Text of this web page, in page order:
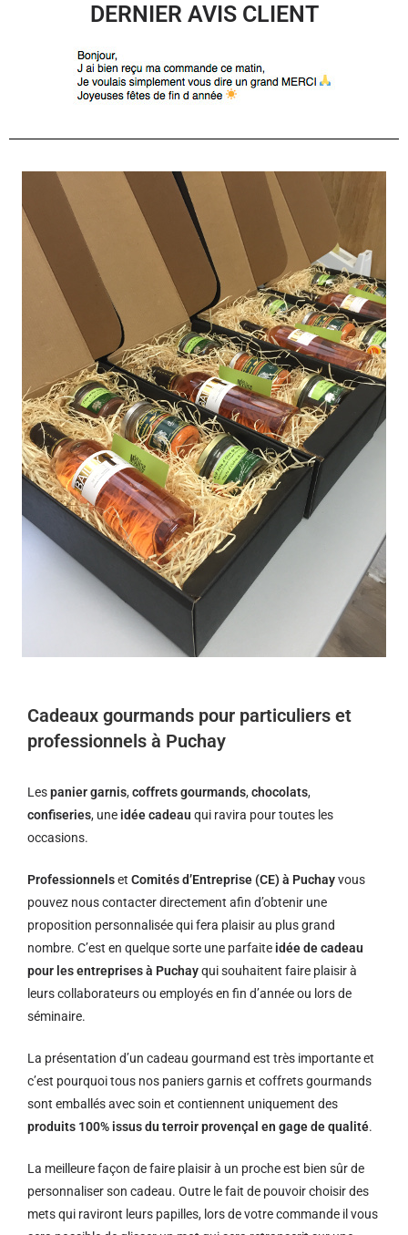
DERNIER AVIS CLIENT
Cadeaux gourmands pour particuliers et
professionnels à Puchay
Lespanier garnis,coffrets gourmands,chocolats,
confiseries, une idée cadeau qui ravira pour toutes les
occasions.
Professionnelset Comités d’Entreprise (CE) à Puchayvous
pouvez nous contacter directement afin d’obtenir une
proposition personnalisée qui fera plaisir au plus grand
nombre. C’est en quelque sorte une parfaite idée de cadeau
pour les entreprises à Puchayqui souhaitent faire plaisir à
leurs collaborateurs ou employés en fin d’année ou lors de
séminaire.
La présentation d’un cadeau gourmand est très importante et
c’est pourquoi tous nos paniers garnis et coffrets gourmands
sont emballés avec soin et contiennent uniquement des
produits 100% issus du terroir provençal en gage de qualité.
La meilleure façon de faire plaisir à un proche est bien sûr de
personnaliser son cadeau. Outre le fait de pouvoir choisir des
mets qui raviront leurs papilles, lors de votre commande il vous